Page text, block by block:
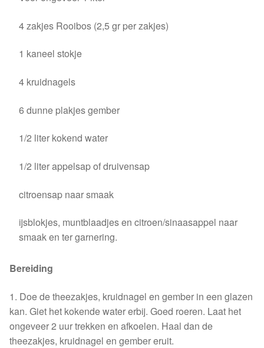
4 zakjes Rooibos (2,5 gr per zakjes)
1 kaneel stokje
4 kruidnagels
6 dunne plakjes gember
1/2 liter kokend water
1/2 liter appelsap of druivensap
citroensap naar smaak
ijsblokjes, muntblaadjes en citroen/sinaasappel naar
smaak en ter garnering.
Bereiding
1. Doe de theezakjes, kruidnagel en gember in een glazen
kan. Giet het kokende water erbij. Goed roeren. Laat het
ongeveer 2 uur trekken en afkoelen. Haal dan de
theezakjes, kruidnagel en gember eruit.